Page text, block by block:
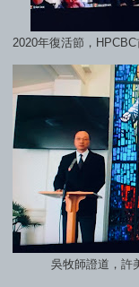
2020年復活節，
吳牧師證道，許